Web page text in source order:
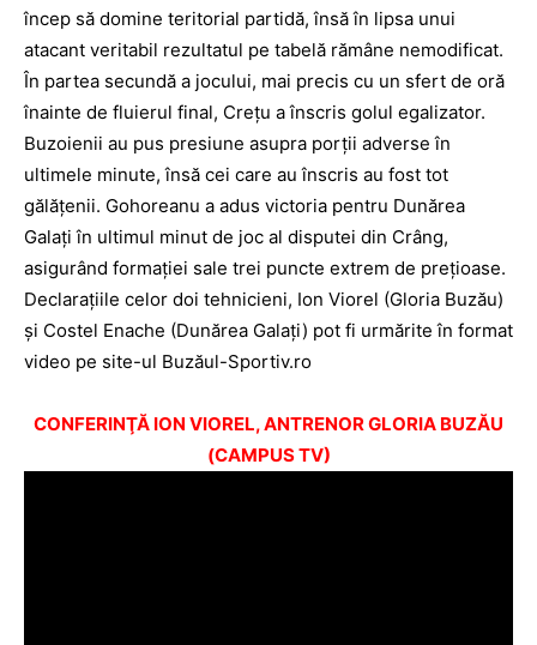
încep să domine teritorial partidă, însă în lipsa unui
atacant veritabil rezultatul pe tabelă rămâne nemodificat.
În partea secundă a jocului, mai precis cu un sfert de oră
înainte de fluierul final, Creţu a înscris golul egalizator.
Buzoienii au pus presiune asupra porţii adverse în
ultimele minute, însă cei care au înscris au fost tot
gălăţenii. Gohoreanu a adus victoria pentru Dunărea
Galaţi în ultimul minut de joc al disputei din Crâng,
asigurând formaţiei sale trei puncte extrem de preţioase.
Declaraţiile celor doi tehnicieni, Ion Viorel (Gloria Buzău)
şi Costel Enache (Dunărea Galaţi) pot fi urmărite în format
video pe site-ul Buzăul-Sportiv.ro
CONFERINŢĂ ION VIOREL, ANTRENOR GLORIA BUZĂU
(CAMPUS TV)